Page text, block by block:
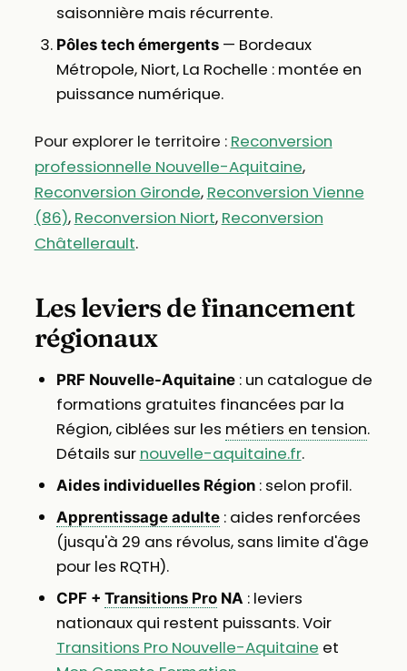
saisonnière mais récurrente.
Pôles tech émergents— Bordeaux
Métropole, Niort, La Rochelle : montée en
puissance numérique.
Pour explorer le territoire : Reconversion
professionnelle Nouvelle-Aquitaine,
Reconversion Gironde, Reconversion Vienne
(86), Reconversion Niort, Reconversion
Châtellerault.
Les leviers de financement
régionaux
PRF Nouvelle-Aquitaine: un catalogue de
formations gratuites financées par la
Région, ciblées sur les métiers en tension.
Détails sur nouvelle-aquitaine.fr.
Aides individuelles Région: selon profil.
Apprentissage adulte: aides renforcées
(jusqu'à 29 ans révolus, sans limite d'âge
pour les RQTH).
CPF + Transitions ProNA : leviers
nationaux qui restent puissants. Voir
Transitions Pro Nouvelle-Aquitaine et